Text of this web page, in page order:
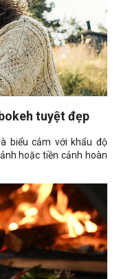
tuyệt đẹp
biểu cảm với khẩu độ
hoặc tiền cảnh hoàn